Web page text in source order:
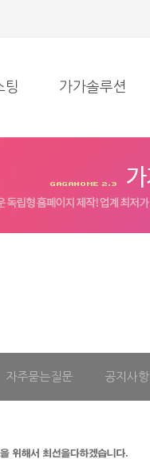
팅 가가솔루션
자주묻는질문 공지사항